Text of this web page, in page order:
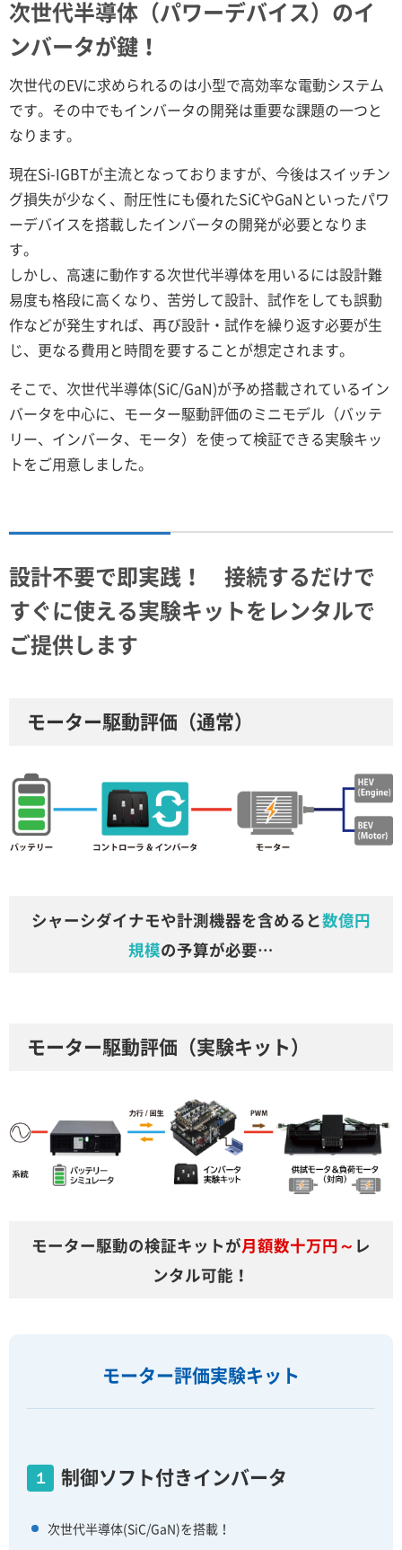
次世代半導体（パワーデバイス）のイ
ンバータが鍵！
次世代のEVに求められるのは小型で高効率な電動システム
です。その中でもインバータの開発は重要な課題の一つと
なります。
現在Si-IGBTが主流となっておりますが、今後はスイッチン
グ損失が少なく、耐圧性にも優れたSiCやGaNといったパワ
ーデバイスを搭載したインバータの開発が必要となりま
す。
しかし、高速に動作する次世代半導体を用いるには設計難
易度も格段に高くなり、苦労して設計、試作をしても誤動
作などが発生すれば、再び設計・試作を繰り返す必要が生
じ、更なる費用と時間を要することが想定されます。
そこで、次世代半導体(SiC/GaN)が予め搭載されているイン
バータを中心に、モーター駆動評価のミニモデル（バッテ
リー、インバータ、モータ）を使って検証できる実験キッ
トをご用意しました。
設計不要で即実践！ 接続するだけで
すぐに使える実験キットをレンタルで
ご提供します
モーター駆動評価（通常）
シャーシダイナモや計測機器を含めると数億円
規模の予算が必要…
モーター駆動評価（実験キット）
モーター駆動の検証キットが月額数十万円～ レ
ンタル可能！
モーター評価実験キット
１ 制御ソフト付きインバータ
次世代半導体(SiC/GaN)を搭載！